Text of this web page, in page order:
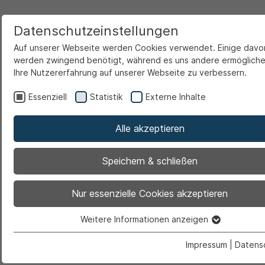
Startseite Freizeit & Touristik Vereinsleben
Bitte geben Sie zur Authorisierung die e-Mail-
Adresse ein, die Sie bei der Erstellung dieses
Eintrags verwendet haben.
Datenschutzeinstellungen
Auf unserer Webseite werden Cookies verwendet. Einige
werden zwingend benötigt, während es uns andere
Ihre Nutzererfahrung auf unserer Webseite zu verbessern.
Essenziell Statistik Externe Inhalte
Alle akzeptieren
Speichern & schließen
Nur essenzielle Cookies akzeptieren
Essenzielle Cookies werden für grundlegende Funktionen der
Weitere Informationen anzeigen
Impressum